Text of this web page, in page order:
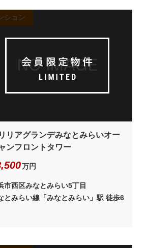
ション
リアグランデみなとみらいオー
ンフロントタワー
万円
市西区みなとみらい5丁目
とみらい線「みなとみらい」駅 徒歩6